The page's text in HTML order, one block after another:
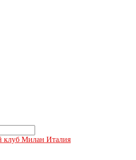
клуб Милан Италия